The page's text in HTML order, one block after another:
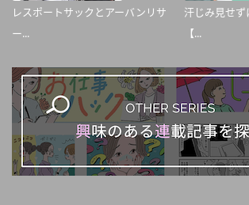
レスポートサックとアーバンリサ
ー...
汗じみ見せず
【...